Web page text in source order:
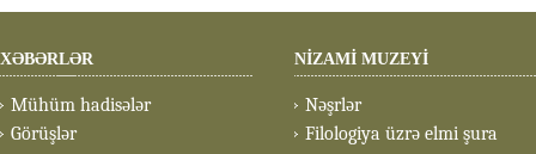
XƏBƏRLƏR
Mühüm hadisələr
Görüşlər
NİZAMİ MUZEYİ
Nəşrlər
Filologiya üzrə elmi şura